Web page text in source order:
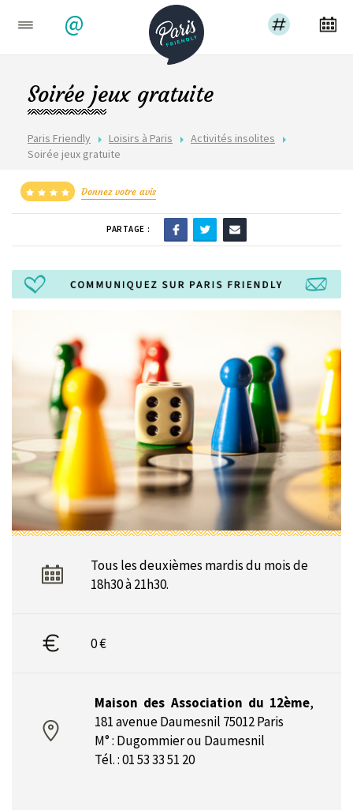
@
Paris Friendly Loisirs à Paris
Activités insolites
Soirée jeux gratuite
Soirée jeux gratuite
Donnez votre avis
PARTAGE :
Tous les deuxièmes mardis du mois de
18h30 à 21h30.
0 €
Maison des Association du 12ème,
181 avenue Daumesnil 75012 Paris
M° : Dugommier ou Daumesnil
Tél. : 01 53 33 51 20